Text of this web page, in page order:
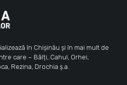
în Chișinău și în mai mult de
care – Bălți, Cahul, Orhei,
Rezina, Drochia ș.a.